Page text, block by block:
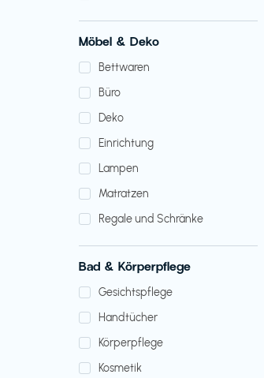
Möbel & Deko
Bettwaren
Büro
Deko
Einrichtung
Lampen
Matratzen
Regale und Schränke
Bad & Körperpflege
Gesichtspflege
Handtücher
Körperpflege
Kosmetik